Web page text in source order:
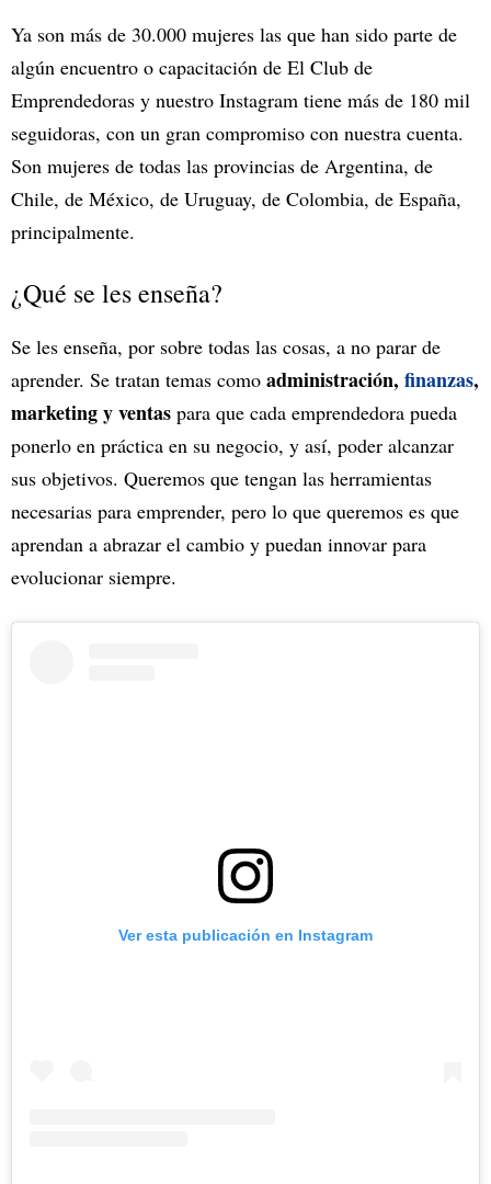
Ya son más de 30.000 mujeres las que han sido parte de
algún encuentro o capacitación de El Club de
Emprendedoras y nuestro Instagram tiene más de 180 mil
seguidoras, con un gran compromiso con nuestra cuenta.
Son mujeres de todas las provincias de Argentina, de
Chile, de México, de Uruguay, de Colombia, de España,
principalmente.
¿Qué se les enseña?
Se les enseña, por sobre todas las cosas, a no parar de
aprender. Se tratan temas como administración, finanzas,
marketing y ventas para que cada emprendedora pueda
ponerlo en práctica en su negocio, y así, poder alcanzar
sus objetivos. Queremos que tengan las herramientas
necesarias para emprender, pero lo que queremos es que
aprendan a abrazar el cambio y puedan innovar para
evolucionar siempre.
Ver esta publicación en Instagram